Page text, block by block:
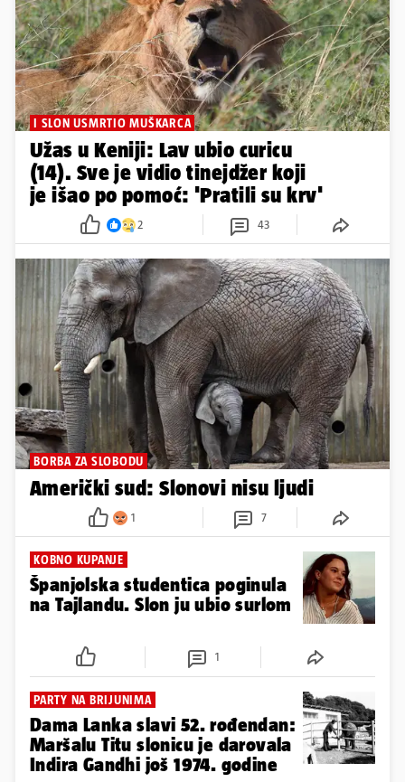
I SLON USMRTIO MUŠKARCA
Užas u Keniji: Lav ubio curicu
(14). Sve je vidio tinejdžer koji
je išao po pomoć: 'Pratili su krv'
2 43
BORBA ZA SLOBODU
Američki sud: Slonovi nisu ljudi
1 7
KOBNO KUPANJE
Španjolska studentica poginula
na Tajlandu. Slon ju ubio surlom
1
PARTY NA BRIJUNIMA
Dama Lanka slavi 52. rođendan:
Maršalu Titu slonicu je darovala
Indira Gandhi još 1974. godine